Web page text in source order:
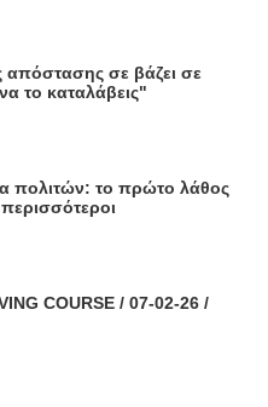
απόστασης σε βάζει σε
το καταλάβεις"
πολιτών: το πρώτο λάθος
COURSE / 07-02-26 /